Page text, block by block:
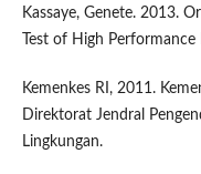
Kassaye, Genete. 2013.
Test of High
Kemenkes RI, 2011.
Direktorat Jendral
Lingkungan.